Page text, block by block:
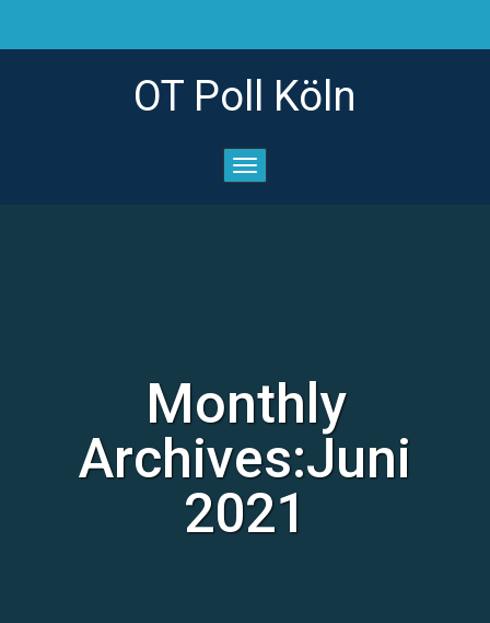
OT Poll Köln
Monthly
Archives:Juni
2021